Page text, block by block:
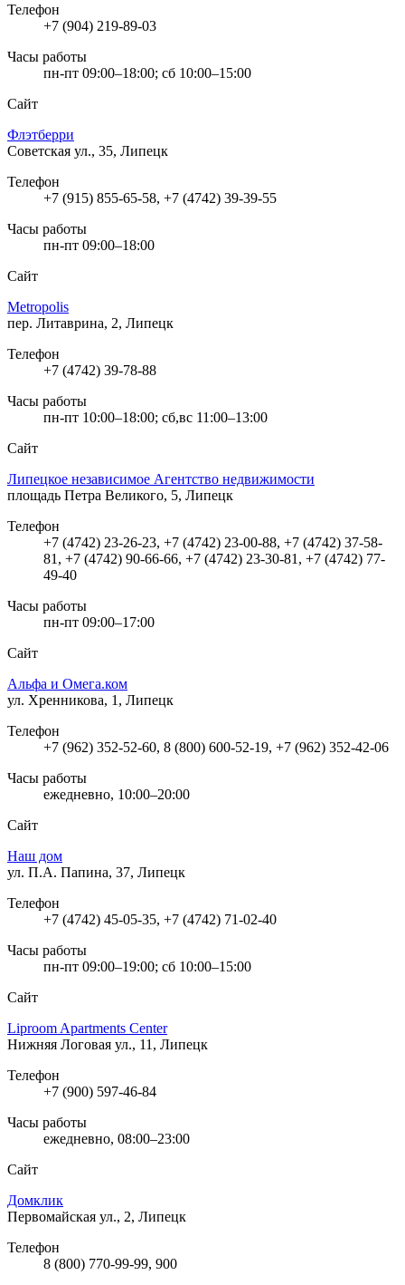
Телефон
+7 (904) 219-89-03
Часы работы
пн-пт 09:00–18:00; сб 10:00–15:00
Сайт
Флэтберри
Советская ул., 35, Липецк
Телефон
+7 (915) 855-65-58, +7 (4742) 39-39-55
Часы работы
пн-пт 09:00–18:00
Сайт
Metropolis
пер. Литаврина, 2, Липецк
Телефон
+7 (4742) 39-78-88
Часы работы
пн-пт 10:00–18:00; сб,вс 11:00–13:00
Сайт
Липецкое независимое Агентство недвижимости
площадь Петра Великого, 5, Липецк
Телефон
+7 (4742) 23-26-23, +7 (4742) 23-00-88, +7 (4742) 37-58-
81, +7 (4742) 90-66-66, +7 (4742) 23-30-81, +7 (4742) 77-
49-40
Часы работы
пн-пт 09:00–17:00
Сайт
Альфа и Омега.ком
ул. Хренникова, 1, Липецк
Телефон
+7 (962) 352-52-60, 8 (800) 600-52-19, +7 (962) 352-42-06
Часы работы
ежедневно, 10:00–20:00
Сайт
Наш дом
ул. П.А. Папина, 37, Липецк
Телефон
+7 (4742) 45-05-35, +7 (4742) 71-02-40
Часы работы
пн-пт 09:00–19:00; сб 10:00–15:00
Сайт
Liproom Apartments Center
Нижняя Логовая ул., 11, Липецк
Телефон
+7 (900) 597-46-84
Часы работы
ежедневно, 08:00–23:00
Сайт
Домклик
Первомайская ул., 2, Липецк
Телефон
8 (800) 770-99-99, 900